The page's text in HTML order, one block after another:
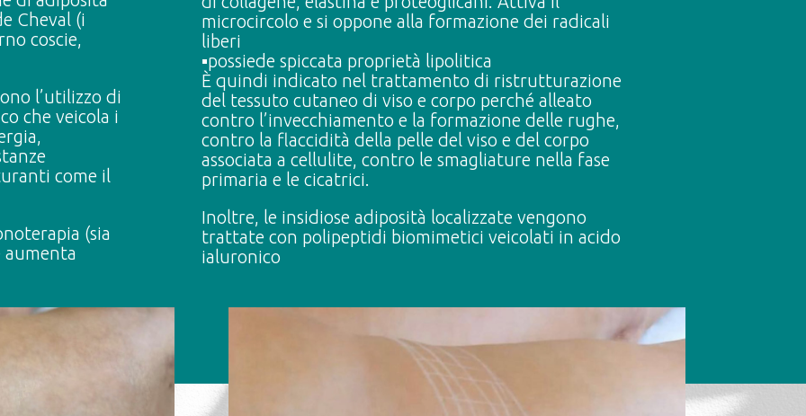
Cheval (i
coscie,
l’utilizzo di
che veicola i
come il
(sia
aumenta
microcircolo e si oppone alla formazione dei radicali
liberi
▪️possiede spiccata proprietà lipolitica
È quindi indicato nel trattamento di ristrutturazione
del tessuto cutaneo di viso e corpo perché alleato
contro l’invecchiamento e la formazione delle rughe,
contro la flaccidità della pelle del viso e del corpo
associata a cellulite, contro le smagliature nella fase
primaria e le cicatrici.
Inoltre, le insidiose adiposità localizzate vengono
trattate con polipeptidi biomimetici veicolati in acido
ialuronico